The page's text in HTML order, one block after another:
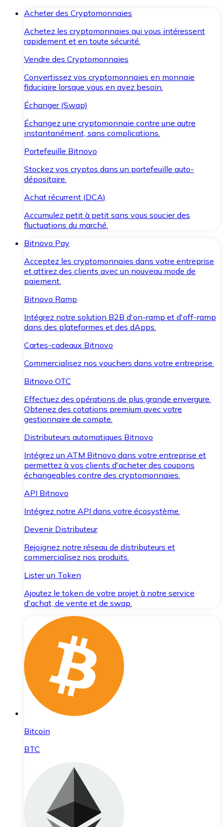
Acheter des Cryptomonnaies
Achetez les cryptomonnaies qui vous intéressent
rapidement et en toute sécurité.
Vendre des Cryptomonnaies
Convertissez vos cryptomonnaies en monnaie
fiduciaire lorsque vous en avez besoin.
Échanger (Swap)
Échangez une cryptomonnaie contre une autre
instantanément, sans complications.
Portefeuille Bitnovo
Stockez vos cryptos dans un portefeuille auto-
dépositaire.
Achat récurrent (DCA)
Accumulez petit à petit sans vous soucier des
fluctuations du marché.
Bitnovo Pay
Acceptez les cryptomonnaies dans votre entreprise
et attirez des clients avec un nouveau mode de
paiement.
Bitnovo Ramp
Intégrez notre solution B2B d'on-ramp et d'off-ramp
dans des plateformes et des dApps.
Cartes-cadeaux Bitnovo
Commercialisez nos vouchers dans votre entreprise.
Bitnovo OTC
Effectuez des opérations de plus grande envergure.
Obtenez des cotations premium avec votre
gestionnaire de compte.
Distributeurs automatiques Bitnovo
Intégrez un ATM Bitnovo dans votre entreprise et
permettez à vos clients d'acheter des coupons
échangeables contre des cryptomonnaies.
API Bitnovo
Intégrez notre API dans votre écosystème.
Devenir Distributeur
Rejoignez notre réseau de distributeurs et
commercialisez nos produits.
Lister un Token
Ajoutez le token de votre projet à notre service
d'achat, de vente et de swap.
Bitcoin
BTC